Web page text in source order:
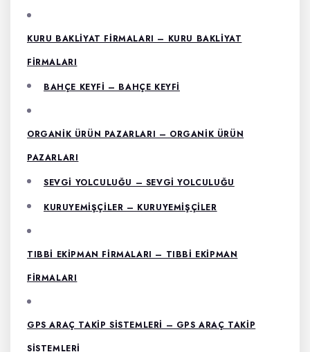
KURU BAKLIYAT FIRMALARI – KURU BAKLIYAT
FIRMALARI
BAHÇE KEYFI – BAHÇE KEYFI
ORGANIK ÜRÜN PAZARLARI – ORGANIK ÜRÜN
PAZARLARI
SEVGI YOLCULUĞU – SEVGI YOLCULUĞU
KURUYEMIŞÇILER – KURUYEMIŞÇILER
TIBBI EKIPMAN FIRMALARI – TIBBI EKIPMAN
FIRMALARI
GPS ARAÇ TAKIP SISTEMLERI – GPS ARAÇ TAKIP
SISTEMLERI